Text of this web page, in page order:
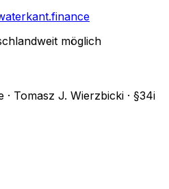
möglich
Tomasz J. Wierzbicki · §34i